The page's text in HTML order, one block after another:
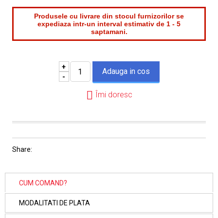
Produsele cu livrare din stocul furnizorilor se
expediaza intr-un interval estimativ de 1 - 5
saptamani.
+
-
Îmi doresc
Share:
CUM COMAND?
MODALITATI DE PLATA